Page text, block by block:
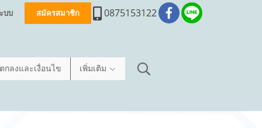
บบ สมัครสมาชิก 0875153122
กลงและเงื่อนไข เพิ่มเติม